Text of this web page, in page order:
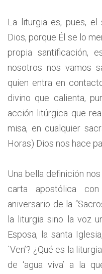
La liturgia es, pues,
Dios, porque Él se lo
propia santificación,
nosotros nos vamos
quien entra en
divino que calienta,
acción litúrgica que
misa, en cualquier
Horas) Dios nos hace
Una bella definición
carta apostólica
aniversario de la
la liturgia sino la voz
Esposa, la santa
`Ven’? ¿Qué es la
de ‘agua viva’ a la